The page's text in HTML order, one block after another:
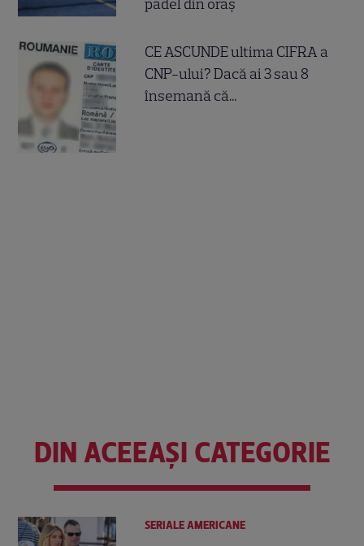
padel din oraș
CE ASCUNDE ultima CIFRA a
CNP-ului? Dacă ai 3 sau 8
însemană că...
DIN ACEEAȘI CATEGORIE
SERIALE AMERICANE